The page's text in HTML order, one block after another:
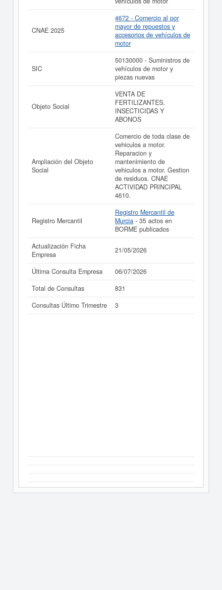
CNAE 2025
4672 - Comercio al por
mayor de repuestos y
accesorios de vehículos de
motor
SIC
50130000 - Suministros de
vehículos de motor y
piezas nuevas
Objeto Social
VENTA DE
FERTILIZANTES,
INSECTICIDAS Y
ABONOS
Ampliación del Objeto
Social
Comercio de toda clase de
vehiculos a motor.
Reparacion y
mantenimiento de
vehiculos a motor. Gestion
de residuos. CNAE
ACTIVIDAD PRINCIPAL
4610.
Registro Mercantil
Registro Mercantil de
Murcia - 35 actos en
BORME publicados
Actualización Ficha
Empresa
21/05/2026
Última Consulta Empresa
06/07/2026
Total de Consultas
831
Consultas Último Trimestre
3